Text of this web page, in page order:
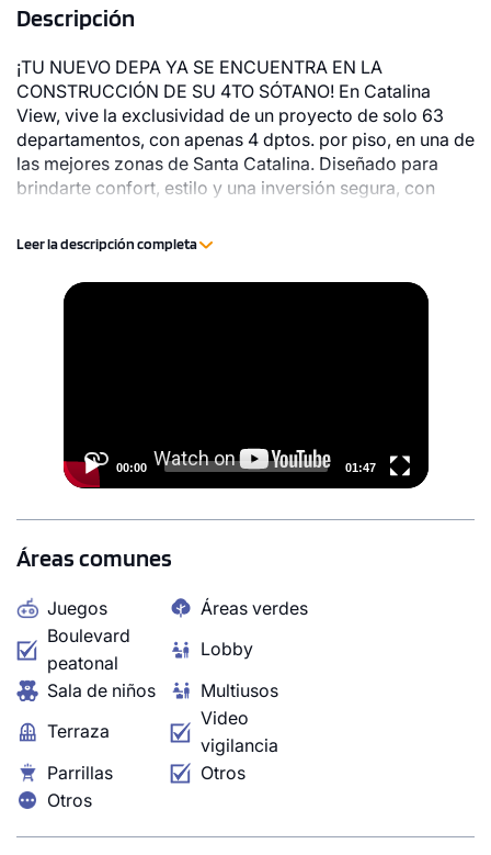
Descripción
¡TU NUEVO DEPA YA SE ENCUENTRA EN LA
CONSTRUCCIÓN DE SU 4TO SÓTANO! En Catalina
View, vive la exclusividad de un proyecto de solo 63
departamentos, con apenas 4 dptos. por piso, en una de
las mejores zonas de Santa Catalina. Diseñado para
brindarte confort, estilo y una inversión segura, con
madera que elevan cada espacio y marcan realmente la
siempre soñaste.
Leer la descripción completa
Video
00:00 01:47
Áreas comunes
Juegos
Áreas verdes
Boulevard
peatonal
Lobby
Sala de niños
Multiusos
Terraza
Video
vigilancia
Parrillas
Otros
Otros